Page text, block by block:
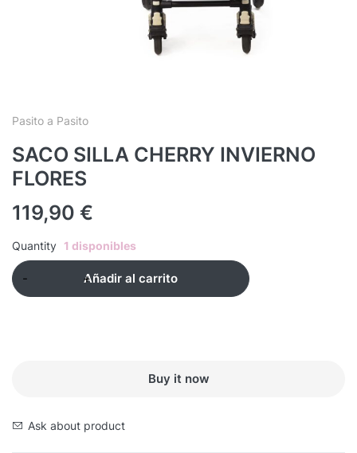
Pasito a Pasito
SACO SILLA CHERRY INVIERNO
FLORES
119,90 €
Quantity 1 disponibles
Añadir al carrito
Buy it now
Ask about product